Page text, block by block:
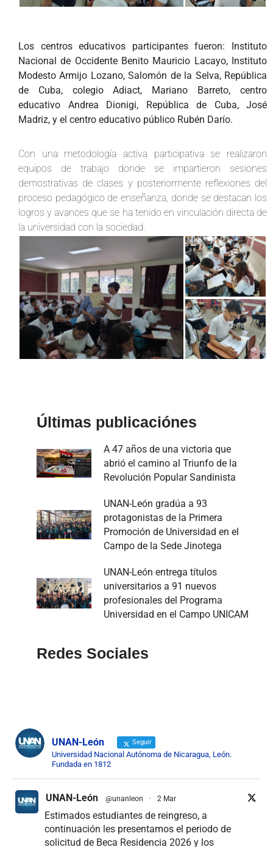
Los centros educativos participantes fueron: Instituto
Nacional de Occidente Benito Mauricio Lacayo, Instituto
Modesto Armijo Lozano, Salomón de la Selva, República
de Cuba, colegio Adiact, Mariano Barreto, centro
educativo Andrea Dionigi, República de Cuba, José
Madriz, y el centro educativo público Rubén Darío.
Con una metodología activa participativa se realizaron
equipos de trabajo donde se impartieron sesiones
demostrativas de clases y posteriormente reflexiones del
proceso pedagógico de enseñanza, donde se destacan los
logros y avances que se ha tenido en vinculación directa de
la universidad con la sociedad.
Últimas publicaciónes
A 47 años de una victoria que
abrió el camino al Triunfo de la
Revolución Popular Sandinista
UNAN-León gradúa a 93
protagonistas de la Primera
Promoción de Universidad en el
Campo de la Sede Jinotega
UNAN-León entrega títulos
universitarios a 91 nuevos
profesionales del Programa
Universidad en el Campo UNICAM
Redes Sociales
UNAN-León Seguir
Universidad Nacional Autónoma de Nicaragua, León.
Fundada en 1812
UNAN-León @unanleon · 2 Mar
Estimados estudiantes de reingreso, a
continuación les presentamos el periodo de
solicitud de Beca Residencia 2026 y los